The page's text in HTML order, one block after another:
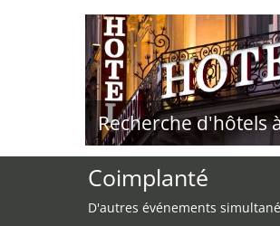
Recherche d'hôtels
Coimplanté
D'autres événements